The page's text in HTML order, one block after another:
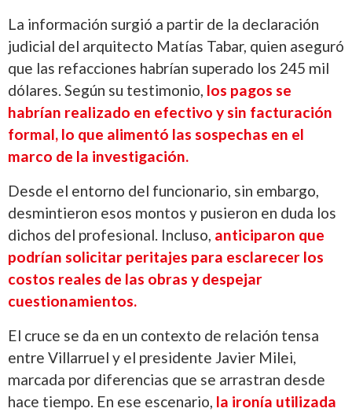
La información surgió a partir de la declaración
judicial del arquitecto Matías Tabar, quien aseguró
que las refacciones habrían superado los 245 mil
dólares. Según su testimonio, los pagos se
habrían realizado en efectivo y sin facturación
formal, lo que alimentó las sospechas en el
marco de la investigación.
Desde el entorno del funcionario, sin embargo,
desmintieron esos montos y pusieron en duda los
dichos del profesional. Incluso, anticiparon que
podrían solicitar peritajes para esclarecer los
costos reales de las obras y despejar
cuestionamientos.
El cruce se da en un contexto de relación tensa
entre Villarruel y el presidente Javier Milei,
marcada por diferencias que se arrastran desde
hace tiempo. En ese escenario, la ironía utilizada